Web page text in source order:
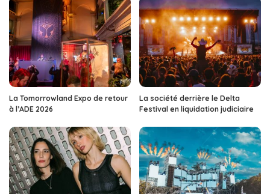
La Tomorrowland Expo de retour
à l’ADE 2026
La société derrière le Delta
Festival en liquidation judiciaire